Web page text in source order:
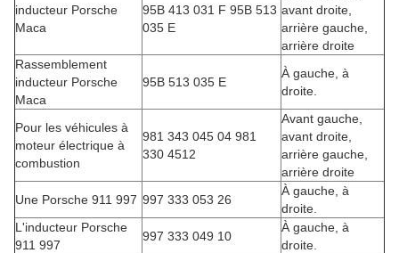
inducteur Porsche
Maca
95B 413 031 F 95B 513
035 E
avant droite,
arrière gauche,
arrière droite
Rassemblement
inducteur Porsche
Maca
95B 513 035 E
À gauche, à
droite.
Pour les véhicules à
moteur électrique à
combustion
981 343 045 04 981
330 4512
Avant gauche,
avant droite,
arrière gauche,
arrière droite
Une Porsche 911 997 997 333 053 26
À gauche, à
droite.
L'inducteur Porsche
911 997
997 333 049 10
À gauche, à
droite.